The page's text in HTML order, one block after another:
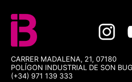
CARRER MADALENA, 21, 07180
POLÍGON INDUSTRIAL DE SON
(+34) 971 139 333